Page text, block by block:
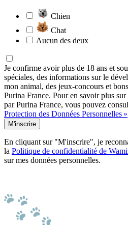
Chien
Chat
Aucun des deux
Je confirme avoir plus de 18 ans et
spéciales, des informations sur le
mon animal, des jeux-concours et
Purina France. Pour en savoir plus
par Purina France, vous pouvez
Protection des Données Personnelles »
M'inscrire
En cliquant sur "M'inscrire", je
la Politique de confidentialité de
sur mes données personnelles.